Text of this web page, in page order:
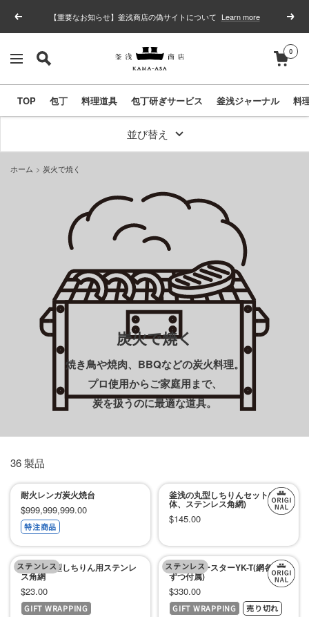
ツ
戻
【重要なお知らせ】釜浅商店の偽サイトについて Learn more
次
へ
ナ
ビ
ゲ
ー
釜
商
店
合
包
と
キ
ッ
ン
用
品
専
0
TOP 包丁 料理道具 包丁研ぎサービス 釜浅ジャーナル 料
並び替え
ホーム 炭火で焼く
炭火で焼く
焼き鳥や焼肉、BBQなどの炭火料理。
プロ使用からご家庭用まで、
炭を扱うのに最適な道具。
36 製品
耐火レンガ炭火焼台
セ
ー
ル
価
格
$999,999,999.00
特注商品
釜浅の丸型しちりんセット(本
体、ステンレス角網)
セ
ル
価
格
$145.00
ステンレス
釜浅の丸型しちりん用ステンレ
ス角網
セ
ー
$23.00
GIFT WRAPPING
ステンレス
炭火焼ロースターYK-T(網各1枚
ずつ付属)
セ
ー
$330.00
GIFT WRAPPING 売り切れ